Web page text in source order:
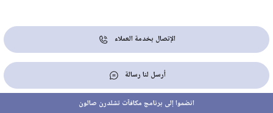
الإتصال بخدمة العملاء
أرسل لنا رسالة
انضموا إلى برنامج مكافآت تشلدرن صالون